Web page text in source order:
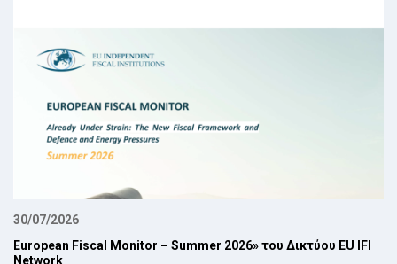
30/07/2026
European Fiscal Monitor – Summer 2026» του Δικτύου EU IFI
Network